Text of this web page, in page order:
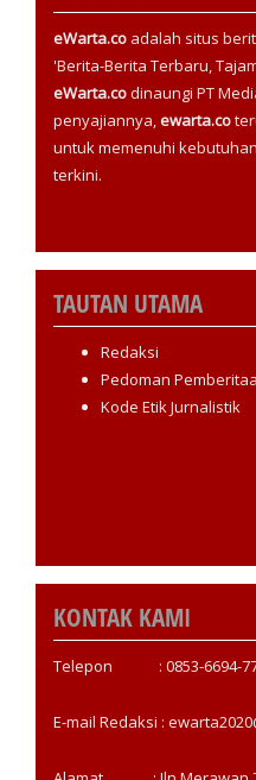
eWarta.co adalah situs
'Berita-Berita Terbaru,
eWarta.codinaungi PT
penyajiannya,ewarta.co
untuk memenuhi
terkini.
TAUTAN UTAMA
Redaksi
Pedoman
Kode Etik Jurnalistik
KONTAK KAMI
Telepon : 0853-6694-
E-mail Redaksi :